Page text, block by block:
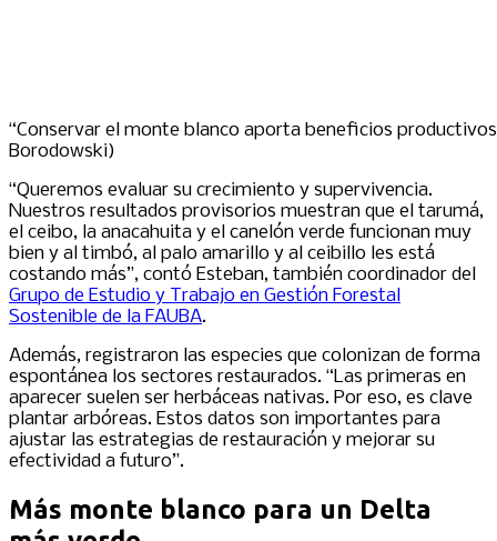
“Conservar el monte blanco aporta beneficios
Borodowski)
“Queremos evaluar su crecimiento y supervivencia.
Nuestros resultados provisorios muestran que el tarumá,
el ceibo, la anacahuita y el canelón verde funcionan muy
bien y al timbó, al palo amarillo y al ceibillo les está
costando más”, contó Esteban, también coordinador del
Grupo de Estudio y Trabajo en Gestión Forestal
Sostenible de la FAUBA.
Además, registraron las especies que colonizan de forma
espontánea los sectores restaurados. “Las primeras en
aparecer suelen ser herbáceas nativas. Por eso, es clave
plantar arbóreas. Estos datos son importantes para
ajustar las estrategias de restauración y mejorar su
efectividad a futuro”.
Más monte blanco para un Delta